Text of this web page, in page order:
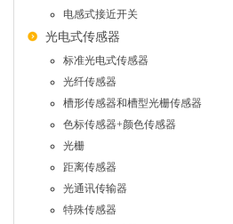
电感式接近开关
光电式传感器
标准光电式传感器
光纤传感器
槽形传感器和槽型光栅传感器
色标传感器+颜色传感器
光栅
距离传感器
光通讯传输器
特殊传感器